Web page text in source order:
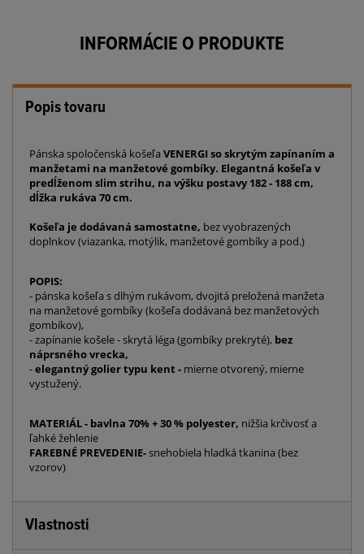
INFORMÁCIE O PRODUKTE
Popis tovaru
Pánska spoločenská košeľa VENERGI so skrytým zapínaním a
manžetami na manžetové gombíky. Elegantná košeľa v
predĺženom slim strihu, na výšku postavy 182 - 188 cm,
dĺžka rukáva 70 cm.
Košeľa je dodávaná samostatne, bez vyobrazených
doplnkov (viazanka, motýlik, manžetové gombíky a pod.)
POPIS:
- pánska košeľa s dlhým rukávom, dvojitá preložená manžeta
na manžetové gombíky (košeľa dodávaná bez manžetových
gombíkov),
- zapínanie košele - skrytá léga (gombíky prekryté), bez
náprsného vrecka,
-elegantný golier typu kent - mierne otvorený, mierne
vystužený.
MATERIÁL - bavlna 70% + 30 % polyester, nižšia krčivosť a
ľahké žehlenie
FAREBNÉ PREVEDENIE-snehobiela hladká tkanina (bez
vzorov)
Vlastnosti